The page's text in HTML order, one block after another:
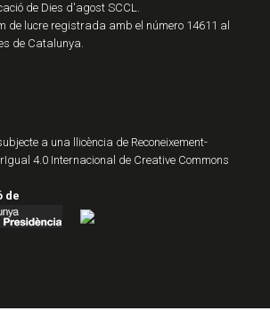
de Dies d'agost SCCL.
de lucre registrada amb el número 14611 al
de Catalunya.
a una llicència de Reconeixement-
4.0 Internacional de Creative Commons
de